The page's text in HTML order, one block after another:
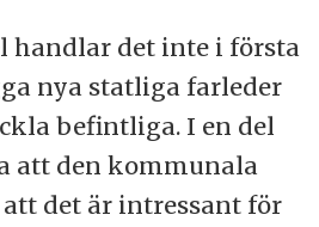
handlar det inte i första
nya statliga farleder
befintliga. I en del
att den kommunala
det är intressant för